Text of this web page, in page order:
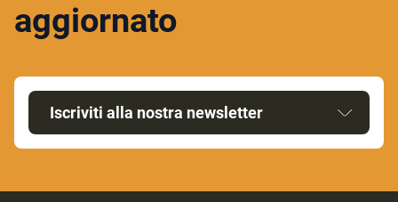
aggiornato
Iscriviti alla nostra newsletter